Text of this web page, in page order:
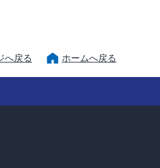
へ戻る ホームへ戻る